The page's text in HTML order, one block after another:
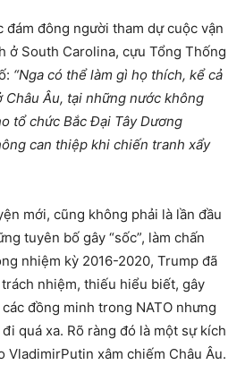
đám đông người tham dự cuộc vận
ở South Carolina, cựu Tổng Thống
“Nga có thể làm gì họ thích, kể cả
Châu Âu, tại những nước không
tổ chức Bắc Đại Tây Dương
can thiệp khi chiến tranh xẩy
mới, cũng không phải là lần đầu
tuyên bố gây “sốc”, làm chấn
nhiệm kỳ 2016-2020, Trump đã
nhiệm, thiếu hiểu biết, gây
đồng minh trong NATO nhưng
quá xa. Rõ ràng đó là một sự kích
VladimirPutin xâm chiếm Châu Âu.